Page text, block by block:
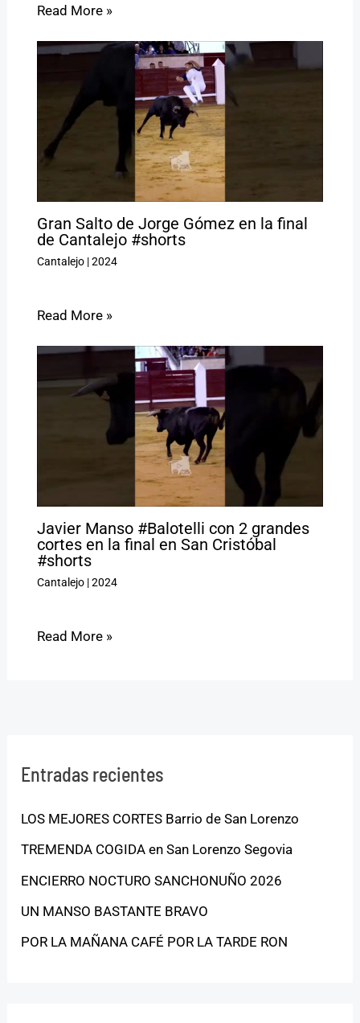
Read More »
Gran Salto de Jorge Gómez en la final
de Cantalejo #shorts
Cantalejo|2024
Read More »
Javier Manso #Balotelli con 2 grandes
cortes en la final en San Cristóbal
#shorts
Cantalejo|2024
Read More »
Entradas recientes
LOS MEJORES CORTES Barrio de San Lorenzo
TREMENDA COGIDA en San Lorenzo Segovia
ENCIERRO NOCTURO SANCHONUÑO 2026
UN MANSO BASTANTE BRAVO
POR LA MAÑANA CAFÉ POR LA TARDE RON